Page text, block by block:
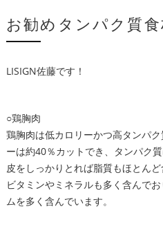
お勧めタンパク質食
LISIGN佐藤です！
○鶏胸肉
鶏胸肉は低カロリーかつ高タンパ
ーは約40％カットでき、タンパク
皮をしっかりとれば脂質もほとんど
ビタミンやミネラルも多く含んで
ムを多く含んでいます。